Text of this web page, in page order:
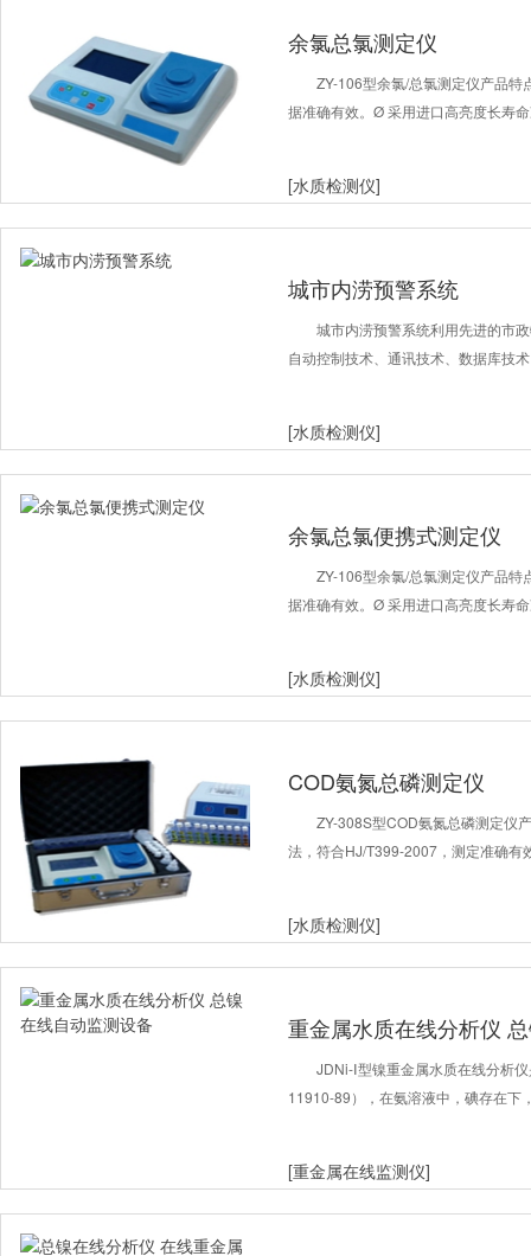
余氯总氯测定仪
ZY-106型余氯/总氯测定仪产品
据准确有效。Ø 采用进口高亮度长寿
[水质检测仪]
城市内涝预警系统
城市内涝预警系统利用先进的市
自动控制技术、通讯技术、数据库技
[水质检测仪]
余氯总氯便携式测定仪
ZY-106型余氯/总氯测定仪产品
据准确有效。Ø 采用进口高亮度长寿
[水质检测仪]
COD氨氮总磷测定仪
ZY-308S型COD氨氮总磷测定仪
法，符合HJ/T399-2007，测定准确有
[水质检测仪]
重金属水质在线分析仪
JDNi-Ⅰ型镍重金属水质在线分析
11910-89），在氨溶液中，碘存在下
[重金属在线监测仪]